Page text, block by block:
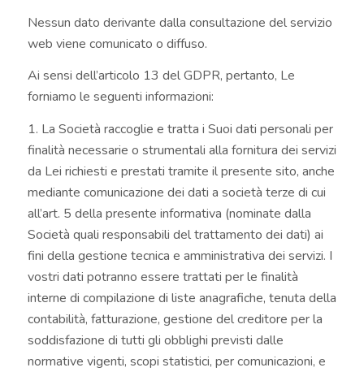
Nessun dato derivante dalla consultazione del servizio
web viene comunicato o diffuso.
Ai sensi dell’articolo 13 del GDPR, pertanto, Le
forniamo le seguenti informazioni:
1. La Società raccoglie e tratta i Suoi dati personali per
finalità necessarie o strumentali alla fornitura dei servizi
da Lei richiesti e prestati tramite il presente sito, anche
mediante comunicazione dei dati a società terze di cui
all’art. 5 della presente informativa (nominate dalla
Società quali responsabili del trattamento dei dati) ai
fini della gestione tecnica e amministrativa dei servizi. I
vostri dati potranno essere trattati per le finalità
interne di compilazione di liste anagrafiche, tenuta della
contabilità, fatturazione, gestione del creditore per la
soddisfazione di tutti gli obblighi previsti dalle
normative vigenti, scopi statistici, per comunicazioni, e